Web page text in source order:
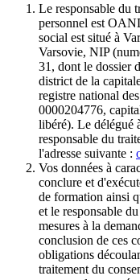
Le responsable du
personnel est
social est situé à
Varsovie, NIP
31, dont le dossier
district de la
registre national
0000204776,
libéré). Le délégué
responsable du
l'adresse suivante :
Vos données à
conclure et
de formation ainsi
et le responsable
mesures à la
conclusion de ces
obligations
traitement du